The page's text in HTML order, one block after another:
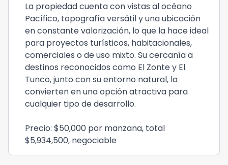
La propiedad cuenta con vistas al océano
Pacífico, topografía versátil y una ubicación
en constante valorización, lo que la hace ideal
para proyectos turísticos, habitacionales,
comerciales o de uso mixto. Su cercanía a
destinos reconocidos como El Zonte y El
Tunco, junto con su entorno natural, la
convierten en una opción atractiva para
cualquier tipo de desarrollo.
Precio: $50,000 por manzana, total
$5,934,500, negociable